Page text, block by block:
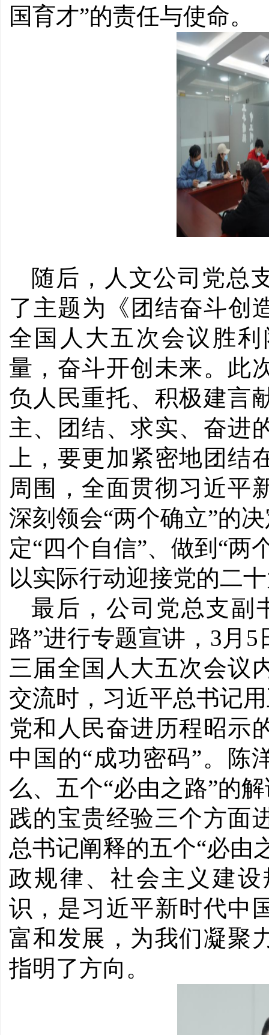
国育才”的责任与使命。
随后，人文公司党总
了主题为《团结奋斗
全国人大五次会议胜
量，奋斗开创未来。此
负人民重托、积极建言
主、团结、求实、奋进
上，要更加紧密地团
周围，全面贯彻习近平
深刻领会“两个确立”的
定“四个自信”、做到“两
以实际行动迎接党的二
最后，公司党总支副
路”进行专题宣讲，3月
三届全国人大五次会议
交流时，习近平总书记
党和人民奋进历程昭示
中国的“成功密码”。陈
么、五个“必由之路”的
践的宝贵经验三个方面
总书记阐释的五个“必由
政规律、社会主义建
识，是习近平新时代中
富和发展，为我们凝聚
指明了方向。